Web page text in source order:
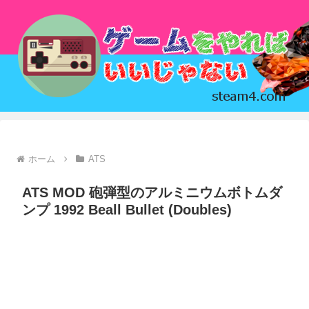
ホーム ATS
ATS MOD 砲弾型のアルミニウムボトムダ
ンプ 1992 Beall Bullet (Doubles)